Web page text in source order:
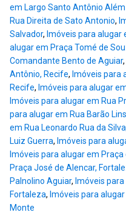
em Largo Santo Antônio
Rua Direita de Sato Antonio,
Salvador, Imóveis para alugar
alugar em Praça Tomé de
Comandante Bento de Aguiar,
Antônio, Recife, Imóveis para
Recife, Imóveis para alugar
Imóveis para alugar em Rua
para alugar em Rua Barão
em Rua Leonardo Rua da Silva
Luiz Guerra, Imóveis para
Imóveis para alugar em Praça
Praça José de Alencar,
Palnolino Aguiar, Imóveis
Fortaleza, Imóveis para
Monte